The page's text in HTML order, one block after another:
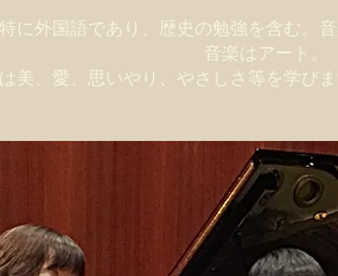
に外国語であり、歴史の勉強を含む。
音楽はアート。
美、愛、思いやり、やさしさ等を学び